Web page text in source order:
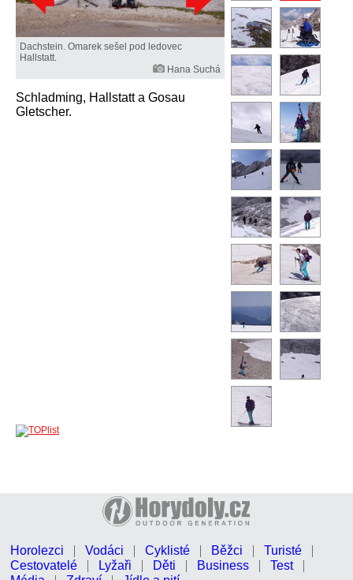
Dachstein. Omarek sešel pod ledovec
Hallstatt.
Hana Suchá
Schladming, Hallstatt a Gosau
Gletscher.
Horolezci Vodáci Cyklisté Běžci
Turisté
Cestovatelé
Lyžaři Děti Business
Test